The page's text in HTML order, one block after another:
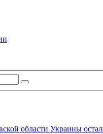
области Украины